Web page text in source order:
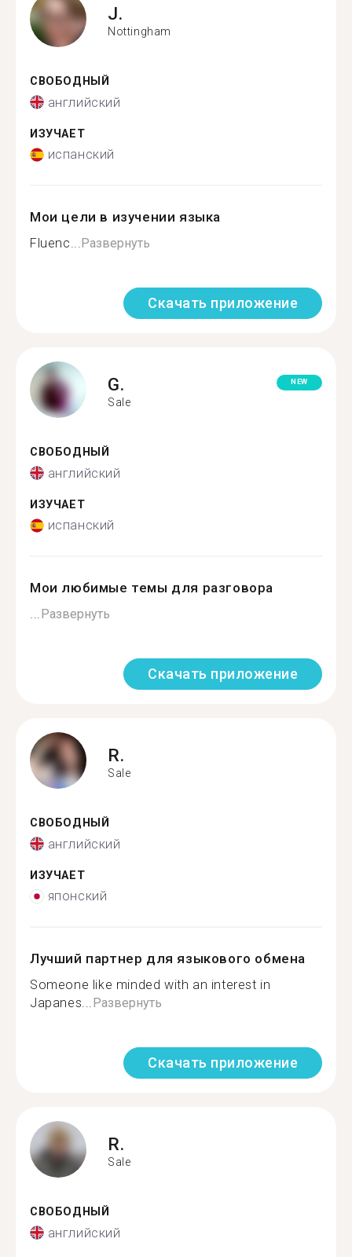
J.
Nottingham
СВОБОДНЫЙ
английский
ИЗУЧАЕТ
испанский
Мои цели в изучении языка
Fluenc...Развернуть
Скачать приложение
G.
Sale
NEW
СВОБОДНЫЙ
английский
ИЗУЧАЕТ
испанский
Мои любимые темы для разговора
...Развернуть
Скачать приложение
R.
Sale
СВОБОДНЫЙ
английский
ИЗУЧАЕТ
японский
Лучший партнер для языкового обмена
Someone like minded with an interest in
Japanes...Развернуть
Скачать приложение
R.
Sale
СВОБОДНЫЙ
английский